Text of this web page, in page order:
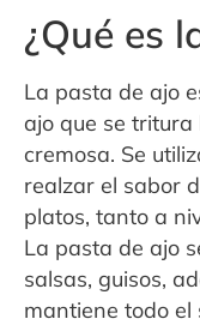
¿Qué es
La pasta de ajo
ajo que se
cremosa. Se
realzar el sabor
platos, tanto a
La pasta de ajo
salsas, guisos,
mantiene todo el